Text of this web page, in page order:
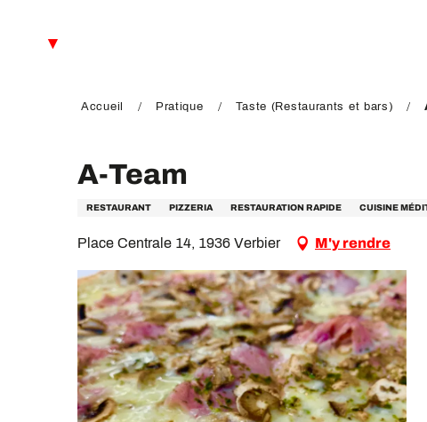
Accueil Pratique Taste (Restaurants et bars)
A-Team
RESTAURANT PIZZERIA RESTAURATION RAPIDE CUISINE
Place Centrale 14, 1936 Verbier M'y rendre